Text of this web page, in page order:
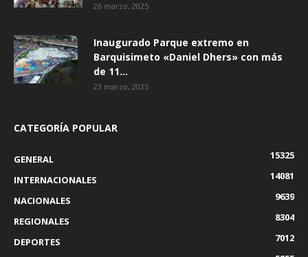
26 marzo, 2025
Inaugurado Parque extremo en
Barquisimeto «Daniel Dhers» con más
de 11...
23 marzo, 2025
CATEGORÍA POPULAR
GENERAL
15325
INTERNACIONALES
14081
NACIONALES
9639
REGIONALES
8304
DEPORTES
7012